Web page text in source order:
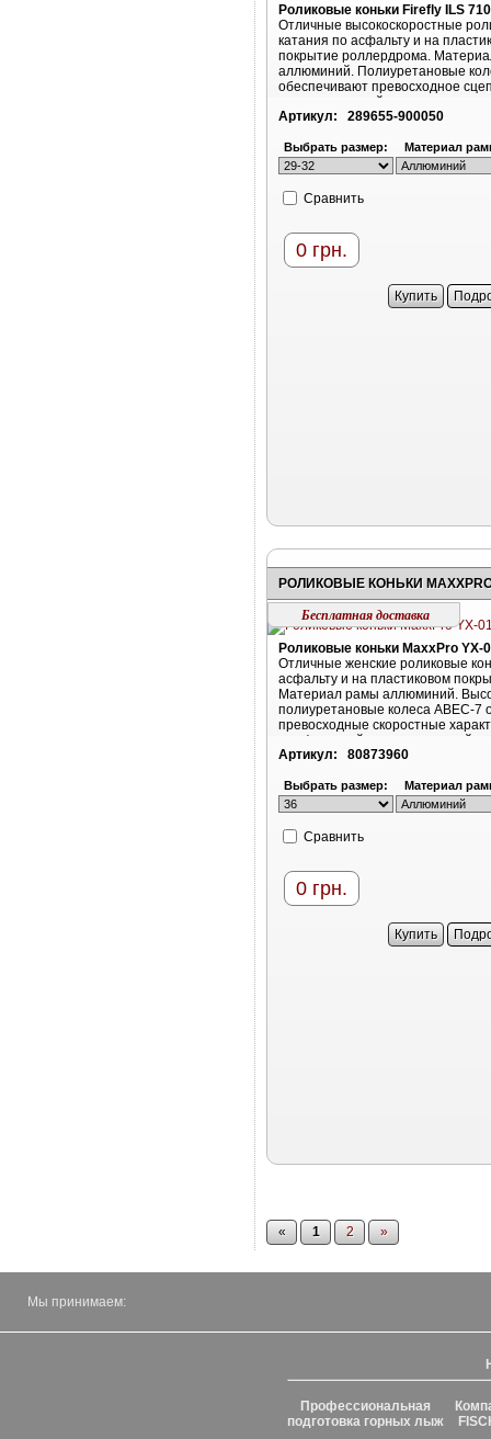
Роликовые коньки Firefly ILS 710
Отличные высокоскоростные
катания по асфальту и на
покрытие роллердрома.
аллюминий. Полиуретановые
обеспечивают превосходное
или пластиковой поверхностью
Артикул:
289655-900050
Выбрать размер: Материал
Cравнить
0 грн.
Купить
Бесплатная доставка
Роликовые коньки MaxxPro YX-
Отличные женские роликовые
асфальту и на пластиковом
Материал рамы аллюминий.
полиуретановые колеса ABEC-7
превосходные скоростные
с асфальтной или пластиковой
Максимальная нагрузка – 100 кг,
TPR, материал манжеты –
тормозных колодок – PVC
Артикул: 80873960
Выбрать размер: Материал
Cравнить
0 грн.
Купить
« 1 2 »
Мы принимаем:
Профессиональная
подготовка горных лыж